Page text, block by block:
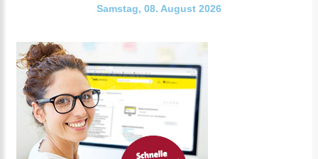
Samstag, 08. August 2026